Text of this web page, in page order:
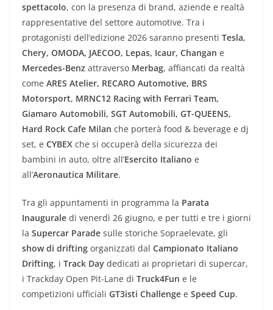
spettacolo, con la presenza di brand, aziende e realtà
rappresentative del settore automotive. Tra i
protagonisti dell’edizione 2026 saranno presenti Tesla,
Chery, OMODA, JAECOO, Lepas, Icaur, Changan e
Mercedes-Benz attraverso Merbag, affiancati da realtà
come ARES Atelier, RECARO Automotive, BRS
Motorsport, MRNC12 Racing with Ferrari Team,
Giamaro Automobili, SGT Automobili, GT-QUEENS,
Hard Rock Cafe Milan che porterà food & beverage e dj
set, e CYBEX che si occuperà della sicurezza dei
bambini in auto, oltre all’Esercito Italiano e
all’Aeronautica Militare.
Tra gli appuntamenti in programma la Parata
Inaugurale di venerdì 26 giugno, e per tutti e tre i giorni
la Supercar Parade sulle storiche Sopraelevate, gli
show di drifting organizzati dal Campionato Italiano
Drifting, i Track Day dedicati ai proprietari di supercar,
i Trackday Open Pit-Lane di Truck4Fun e le
competizioni ufficiali GT3isti Challenge e Speed Cup.